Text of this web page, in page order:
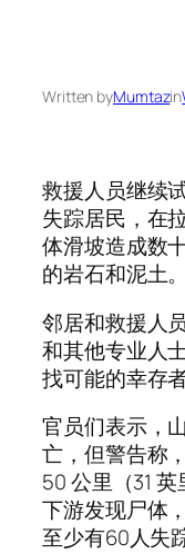
Written byMumtazin
救援人员继续
失踪居民，在
体滑坡造成数
的岩石和泥土。
邻居和救援人
和其他专业人
找可能的幸存
官员们表示，
亡，但警告称
50 公里（31
下游发现尸体
至少有60人失踪